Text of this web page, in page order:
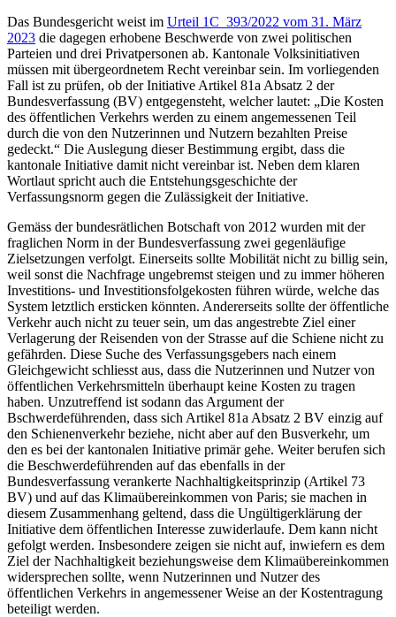
Das Bundesgericht weist im Urteil 1C_393/2022 vom 31. März
2023 die dagegen erhobene Beschwerde von zwei politischen
Parteien und drei Privatpersonen ab. Kantonale Volksinitiativen
müssen mit übergeordnetem Recht vereinbar sein. Im vorliegenden
Fall ist zu prüfen, ob der Initiative Artikel 81a Absatz 2 der
Bundesverfassung (BV) entgegensteht, welcher lautet: „Die Kosten
des öffentlichen Verkehrs werden zu einem angemessenen Teil
durch die von den Nutzerinnen und Nutzern bezahlten Preise
gedeckt.“ Die Auslegung dieser Bestimmung ergibt, dass die
kantonale Initiative damit nicht vereinbar ist. Neben dem klaren
Wortlaut spricht auch die Entstehungsgeschichte der
Verfassungsnorm gegen die Zulässigkeit der Initiative.
Gemäss der bundesrätlichen Botschaft von 2012 wurden mit der
fraglichen Norm in der Bundesverfassung zwei gegenläufige
Zielsetzungen verfolgt. Einerseits sollte Mobilität nicht zu billig sein,
weil sonst die Nachfrage ungebremst steigen und zu immer höheren
Investitions- und Investitionsfolgekosten führen würde, welche das
System letztlich ersticken könnten. Andererseits sollte der öffentliche
Verkehr auch nicht zu teuer sein, um das angestrebte Ziel einer
Verlagerung der Reisenden von der Strasse auf die Schiene nicht zu
gefährden. Diese Suche des Verfassungsgebers nach einem
Gleichgewicht schliesst aus, dass die Nutzerinnen und Nutzer von
öffentlichen Verkehrsmitteln überhaupt keine Kosten zu tragen
haben. Unzutreffend ist sodann das Argument der
Bschwerdeführenden, dass sich Artikel 81a Absatz 2 BV einzig auf
den Schienenverkehr beziehe, nicht aber auf den Busverkehr, um
den es bei der kantonalen Initiative primär gehe. Weiter berufen sich
die Beschwerdeführenden auf das ebenfalls in der
Bundesverfassung verankerte Nachhaltigkeitsprinzip (Artikel 73
BV) und auf das Klimaübereinkommen von Paris; sie machen in
diesem Zusammenhang geltend, dass die Ungültigerklärung der
Initiative dem öffentlichen Interesse zuwiderlaufe. Dem kann nicht
gefolgt werden. Insbesondere zeigen sie nicht auf, inwiefern es dem
Ziel der Nachhaltigkeit beziehungsweise dem Klimaübereinkommen
widersprechen sollte, wenn Nutzerinnen und Nutzer des
öffentlichen Verkehrs in angemessener Weise an der Kostentragung
beteiligt werden.